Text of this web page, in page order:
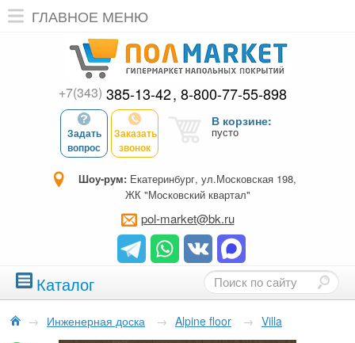
ГЛАВНОЕ МЕНЮ
+7(343) 385-13-42 8-800-77-55-898
Задать
вопрос
Заказать
звонок
В корзине:
пусто
Шоу-рум: Екатеринбург, ул.Московская 198,
ЖК "Московский квартал"
pol-market@bk.ru
Каталог
→ Инженерная доска → Alpine floor → Villa